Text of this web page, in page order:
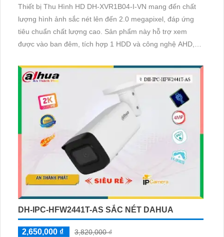
Thiết bị Thu Hình HD DH-XVR1B04-I-VN mang đến chất
lượng hình ảnh sắc nét lên đến 2.0 megapixel, đáp ứng
tiêu chuẩn chất lượng cao. Sản phẩm này hỗ trợ xem
được vào ban đêm, tích hợp 1 HDD và công nghệ AHD,
phù hợp cho công trình nhỏ
DH-IPC-HFW2441T-AS SẮC NÉT DAHUA
2,650,000 ₫
3,820,000 ₫